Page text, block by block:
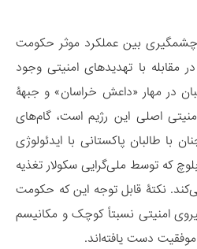
چشمگیری بین عملکرد موثر حکومت
مقابله با تهدیدهای امنیتی وجود
در مهار «داعش خراسان» و جبهۀ
اصلی این رژیم است، گام‌های
با طالبان پاکستانی با ایدئولوژی
که توسط ملی‌گرایی سکولار تغذیه
نکتۀ قابل توجه این که حکومت
امنیتی نسبتاً کوچک و مکانیسم
موفقیت دست یافته‌اند.